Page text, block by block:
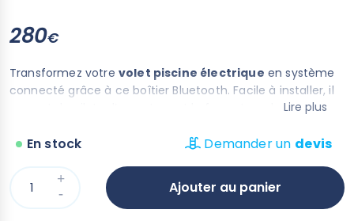
280€
Transformez votre volet piscine électrique en système
connecté grâce à ce boîtier Bluetooth. Facile à installer, il
permet de piloter l’ouverture et la fermeture de votre
smartphone, sans connexion internet. Compatible avec la
électriques
, ce module offre un contrôle simple, rapide et
sécurisé au quotidien. Profitez d’un confort d’utilisation
optimal et modernisez votre installation en toute
Lire plus
En stock Demander un devis
Ajouter au panier